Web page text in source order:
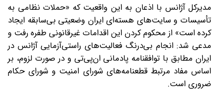
مدیرکل آژانس با اذعان به این واقعیت که «حملات نظامی به
تأسیسات و سایت‌های هسته‌ای ایران وضعیتی بی‌سابقه ایجاد
کرده است» از محکوم کردن این اقدامات غیرقانونی طفره رفت و
مدعی شد: انجام بی‌درنگ فعالیت‌های راستی‌آزمایی آژانس در
ایران مطابق با توافقنامه پادمانی ان‌پی‌تی و در صورت لزوم، بر
اساس مفاد مرتبط قطعنامه‌های شورای امنیت و شورای حکام
ضروری است.